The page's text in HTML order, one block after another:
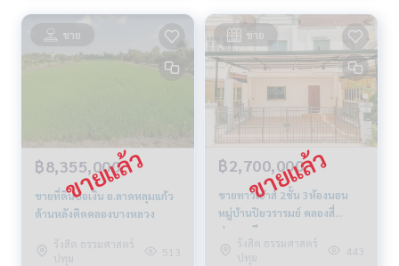
ขาย
฿8,355,000
ขายที่ดินบ่อเงิน อ.ลาดหลุมแก้ว
ด้านหลังติดคลองบางหลวง
รังสิต ธรรมศาสตร์
ปทุม
513
ขาย
฿2,700,000
ขายทาวเฮ้าส์ 2ชั้น 3ห้องนอน
หมู่บ้านปิยวรารมย์ คลองสี่
ปทุมธานี
รังสิต ธรรมศาสตร์
ปทุม
443